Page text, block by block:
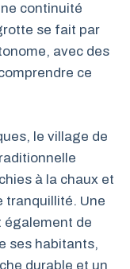
continuité
se fait par
avec des
ce
le village de
à la chaux et
tranquillité. Une
également de
ses habitants,
durable et un